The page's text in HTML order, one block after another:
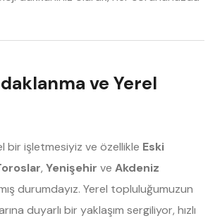
ve Yerel
bir işletmesiyiz ve özellikle Eski
, Yenişehir ve Akdeniz
durumdayız. Yerel topluluğumuzun
duyarlı bir yaklaşım sergiliyor, hızlı